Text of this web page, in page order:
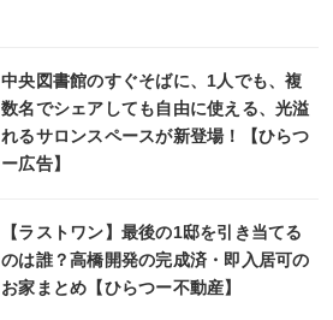
中央図書館のすぐそばに、1人でも、複
数名でシェアしても自由に使える、光溢
れるサロンスペースが新登場！【ひらつ
ー広告】
【ラストワン】最後の1邸を引き当てる
のは誰？高橋開発の完成済・即入居可の
お家まとめ【ひらつー不動産】